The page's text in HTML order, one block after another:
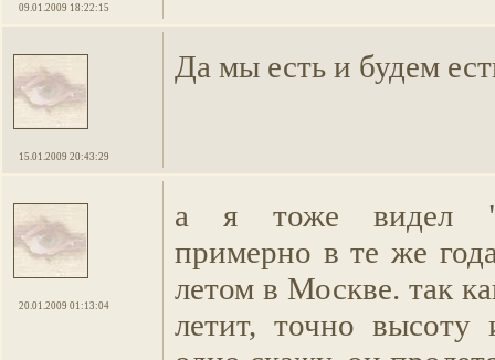
09.01.2009 18:22:15
15.01.2009 20:43:29
Да мы есть и будем
20.01.2009 01:13:04
а я тоже видел
примерно в те же
летом в Москве. так
летит, точно высоту